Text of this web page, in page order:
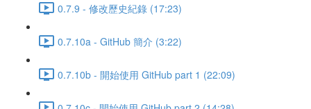
0.7.9 - 修改歷史紀錄 (17:23)
0.7.10a - GitHub 簡介 (3:22)
0.7.10b - 開始使用 GitHub part 1 (22:09)